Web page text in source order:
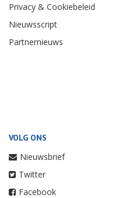
Privacy & Cookiebeleid
Nieuwsscript
Partnernieuws
VOLG ONS
Nieuwsbrief
Twitter
Facebook